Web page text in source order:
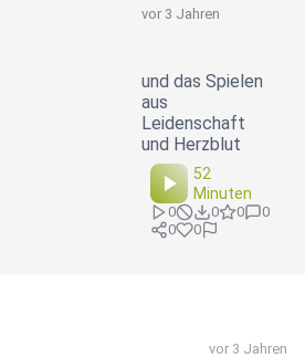
vor 3 Jahren
und das Spielen
aus
Leidenschaft
und Herzblut
52
Minuten
0 0 0
0
0
0
vor 3 Jahren